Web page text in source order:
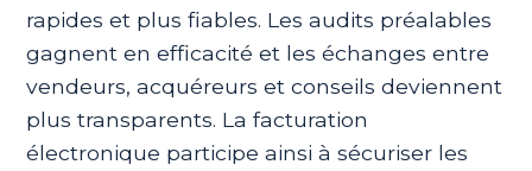
rapides et plus fiables. Les audits préalables
gagnent en efficacité et les échanges entre
vendeurs, acquéreurs et conseils deviennent
plus transparents. La facturation
électronique participe ainsi à sécuriser les